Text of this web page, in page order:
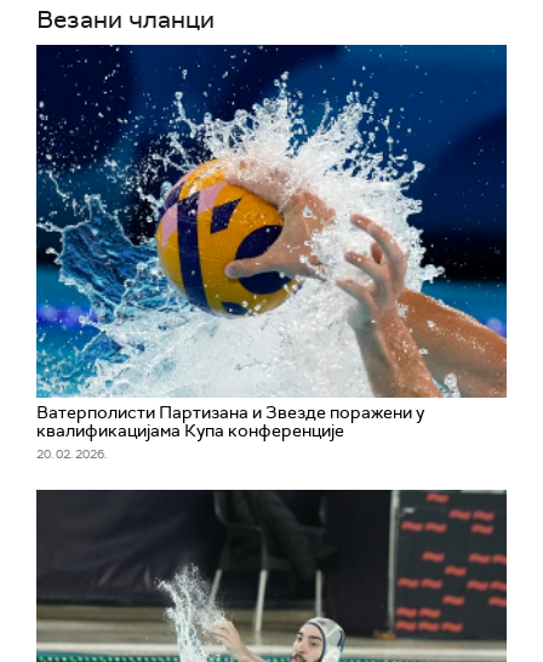
Везани чланци
Ватерполисти Партизана и Звезде поражени у
квалификацијама Купа конференције
20. 02. 2026.